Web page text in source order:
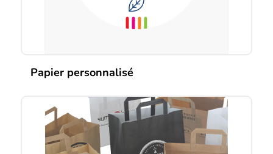
Papier personnalisé